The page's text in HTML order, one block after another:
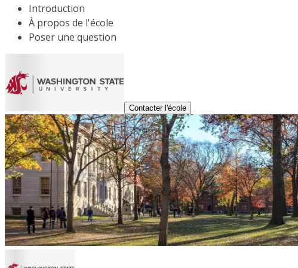
Introduction
À propos de l'école
Poser une question
Contacter l'école